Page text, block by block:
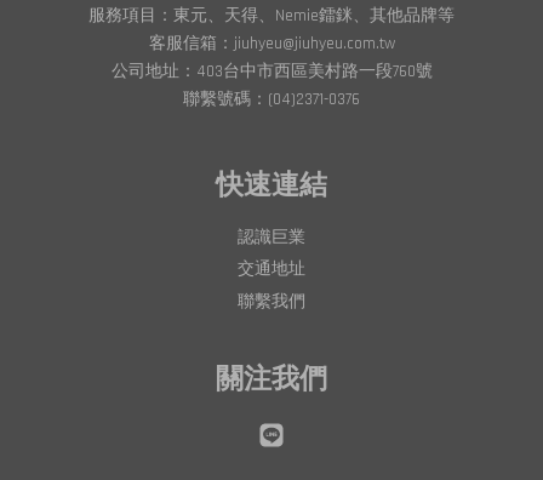
服務項目：東元、天得、Nemie鐳銤、其他品牌等
客服信箱：jiuhyeu@jiuhyeu.com.tw
公司地址：403台中市西區美村路一段760號
聯繫號碼：(04)2371-0376
快速連結
認識巨業
交通地址
聯繫我們
關注我們